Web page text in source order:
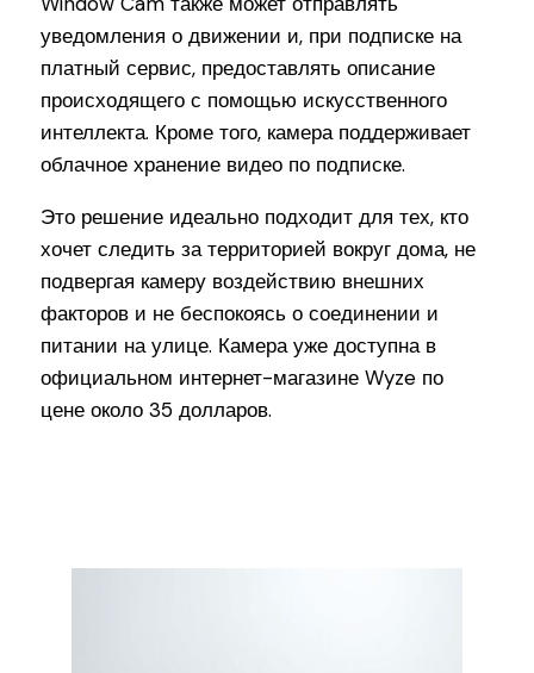
уведомления о движении и, при подписке на
платный сервис, предоставлять описание
происходящего с помощью искусственного
интеллекта. Кроме того, камера поддерживает
облачное хранение видео по подписке.
Это решение идеально подходит для тех, кто
хочет следить за территорией вокруг дома, не
подвергая камеру воздействию внешних
факторов и не беспокоясь о соединении и
питании на улице. Камера уже доступна в
официальном интернет-магазине Wyze по
цене около 35 долларов.